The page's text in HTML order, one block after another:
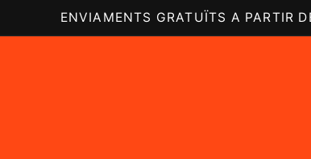
ENVIAMENTS GRATUÏTS A PARTIR